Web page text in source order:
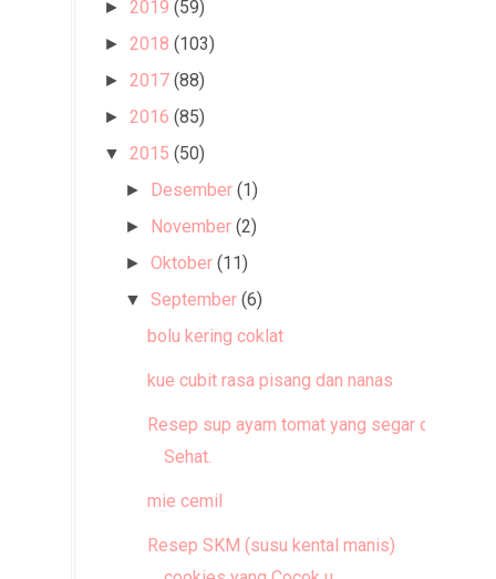
► 2019 (59)
► 2018 (103)
► 2017 (88)
► 2016 (85)
▼ 2015 (50)
► Desember (1)
► November (2)
►Oktober (11)
▼ September (6)
bolu kering coklat
kue cubit rasa pisang dan nanas
Resep sup ayam tomat yang segar dan
Sehat.
mie cemil
Resep SKM (susu kental manis)